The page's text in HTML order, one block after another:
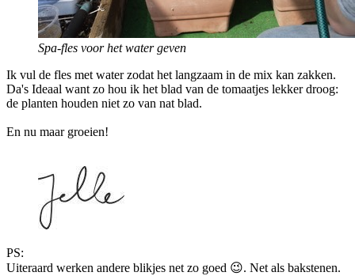
Spa-fles voor het water geven
Ik vul de fles met water zodat het langzaam in de mix kan zakken.
Da's Ideaal want zo hou ik het blad van de tomaatjes lekker droog:
de planten houden niet zo van nat blad.
En nu maar groeien!
PS:
Uiteraard werken andere blikjes net zo goed 😉. Net als bakstenen.